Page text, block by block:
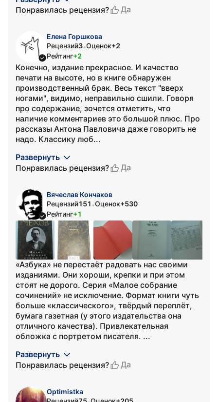
Понравилась рецензия?
Да
Елена Горшкова
Рецензий3•Оценок+2
Рейтинг+2
Конечно, издание прекрасное. И качество
печати на высоте, но в книге обнаружен
производственный брак. Весь текст "вверх
ногами", видимо, неправильно сшили. Говоря
про содержание, зочется отметить, что
наличие комментариев это большой плюс. Про
рассказы Антона Павловича даже говорить не
надо. Классику люб...
Развернуть
Понравилась рецензия?
Да
Вячеслав Кончаков
Рецензий151 •Оценок+530
Рейтинг+1
«Азбука» не перестаёт радовать нас своими
изданиями. Они хороши, крепки и при этом
стоят не дорого. Серия «Малое собрание
сочинений» не исключение. Формат книги чуть
больше «классического», твёрдый переплёт,
бумага газетная (у этого издательства она
отличного качества). Привлекательная
обложка с портретом писателя. ...
Развернуть
Понравилась рецензия?
Да
Optimistka